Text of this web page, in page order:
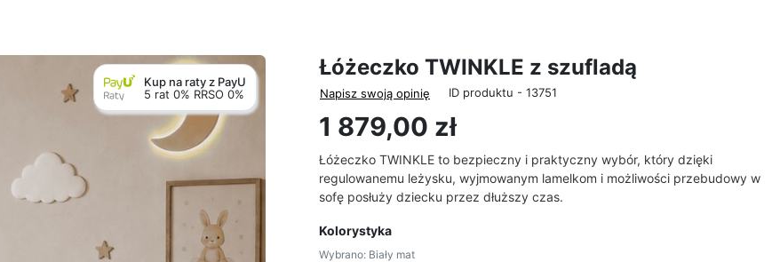
Kup na raty z PayU
5 rat 0% RRSO 0%
Łóżeczko TWINKLE z szufladą
Napisz swoją opinię ID produktu - 13751
1 879,00 zł
Łóżeczko TWINKLE to bezpieczny i praktyczny wybór, który dzięki
regulowanemu leżysku, wyjmowanym lamelkom i możliwości przebudowy w
sofę posłuży dziecku przez dłuższy czas.
Kolorystyka
Wybrano: Biały mat